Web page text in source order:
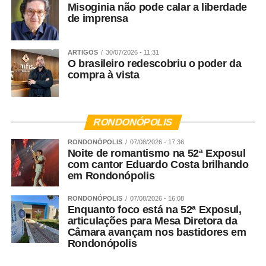
eficaz. Temos que incluir nos currículos escolares o que é
a violência contra a mulher, o que causa essa violência
dentro da sociedade, como ela atinge o quadro familiar e
a sociedade. Os presídios brasileiros estão cheios de
pessoas que foram vítimas de violência doméstica na
infância, ou que presenciaram essa violência. Por essa
razão eu defendo que a educação é a forma que temos
prazo.
Veja Mais:
Cedca capacita conselheiros
municipais de Mato Grosso
Agora vamos falar do Nudem. Quais são as maiores
demandas do Núcleo?
Rosana Leite – A criação do Nudem aconteceu em 2014,
Misoginia não pode calar a liberdade
de imprensa
ARTIGOS 30/07/2026 - 11:31
O brasileiro redescobriu o poder da
compra à vista
RONDONÓPOLIS
RONDONÓPOLIS 07/08/2026 - 17:36
Noite de romantismo na 52ª Exposul
com cantor Eduardo Costa brilhando
em Rondonópolis
RONDONÓPOLIS 07/08/2026 - 16:08
Enquanto foco está na 52ª Exposul,
articulações para Mesa Diretora da
Câmara avançam nos bastidores em
Rondonópolis